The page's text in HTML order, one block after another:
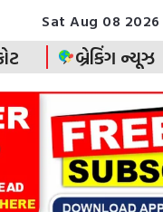
Sat Aug 08 2026
બ્રેકિંગ ન્યૂઝ